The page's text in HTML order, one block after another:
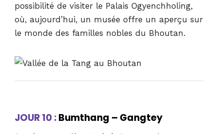
possibilité de visiter le Palais Ogyenchholing,
où, aujourd’hui, un musée offre un aperçu sur
le monde des familles nobles du Bhoutan.
JOUR 10 :Bumthang – Gangtey